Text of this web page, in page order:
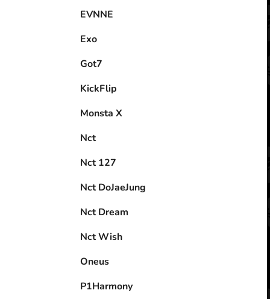
EVNNE
Exo
Got7
KickFlip
Monsta X
Nct
Nct 127
Nct DoJaeJung
Nct Dream
Nct Wish
Oneus
P1Harmony